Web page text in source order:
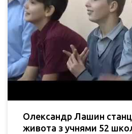
Олександр Лашин
живота з учнями 52